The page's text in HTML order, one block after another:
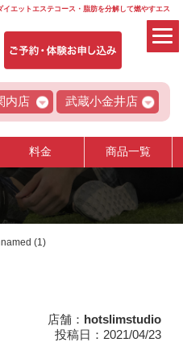
エットエステコース・脂肪を分解して燃やすエス
内店 武蔵小金井店
料金 商品一覧
(1)
店舗： hotslimstudio
投稿日：2021/04/23